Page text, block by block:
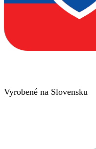
Vyrobené na Slovensku